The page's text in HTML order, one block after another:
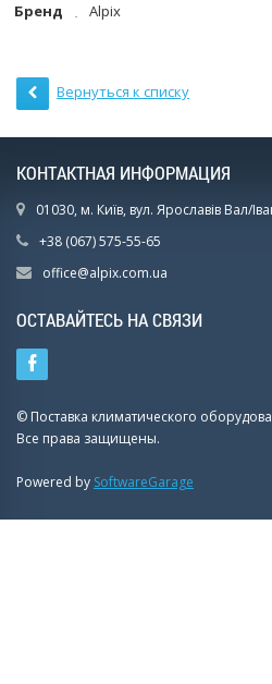
Бренд Alpix
Вернуться к списку
КОНТАКТНАЯ ИНФОРМАЦИЯ
01030, м. Київ, вул. Ярославів Вал/
+38 (067) 575-55-65
office@alpix.com.ua
ОСТАВАЙТЕСЬ НА СВЯЗИ
© Поставка климатического
Все права защищены.
Powered by SoftwareGarage